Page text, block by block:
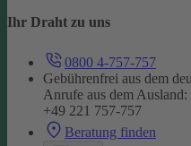
Ihr Draht zu uns
0800 4-757-757
Gebührenfrei aus dem
Anrufe aus dem Ausland:
+49 221 757-757
Beratung finden